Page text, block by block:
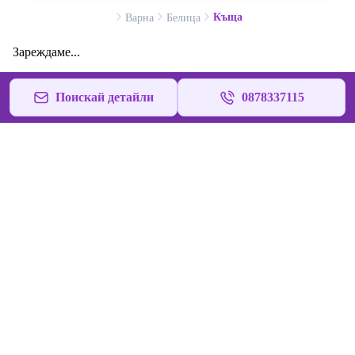
Варна Белица Къща
Зареждаме...
Поискай детайли 0878337115